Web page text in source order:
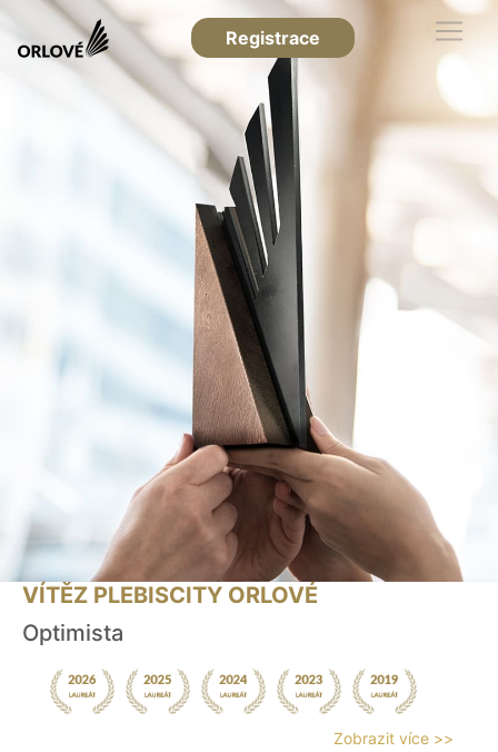
Registrace
VÍTĚZ PLEBISCITY ORLOVÉ
Optimista
Zobrazit více >>